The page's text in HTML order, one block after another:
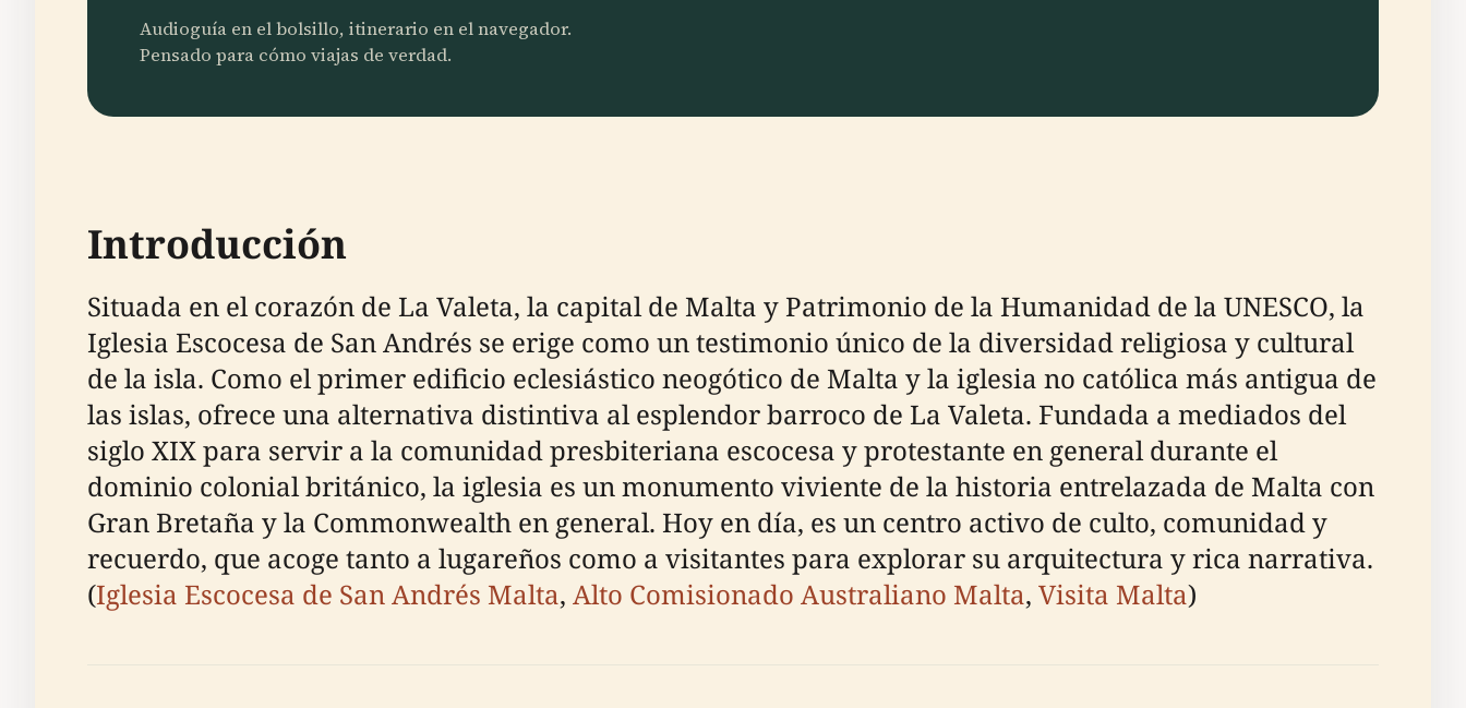
Audioguía en el bolsillo, itinerario en el navegador.
Pensado para cómo viajas de verdad.
Introducción
Situada en el corazón de La Valeta, la capital de Malta y Patrimonio de la Humanidad de la UNESCO, la
Iglesia Escocesa de San Andrés se erige como un testimonio único de la diversidad religiosa y cultural
de la isla. Como el primer edificio eclesiástico neogótico de Malta y la iglesia no católica más antigua de
las islas, ofrece una alternativa distintiva al esplendor barroco de La Valeta. Fundada a mediados del
siglo XIX para servir a la comunidad presbiteriana escocesa y protestante en general durante el
dominio colonial británico, la iglesia es un monumento viviente de la historia entrelazada de Malta con
Gran Bretaña y la Commonwealth en general. Hoy en día, es un centro activo de culto, comunidad y
recuerdo, que acoge tanto a lugareños como a visitantes para explorar su arquitectura y rica narrativa.
(Iglesia Escocesa de San Andrés Malta, Alto Comisionado Australiano Malta, Visita Malta)